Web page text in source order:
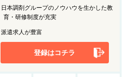
日本調剤グループのノウハウを生かした教
育・研修制度が充実
派遣求人が豊富
登録はコチラ